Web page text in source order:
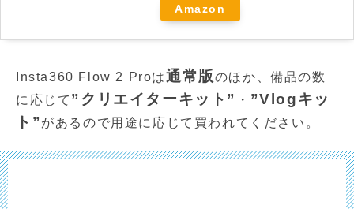
Amazon
Insta360 Flow 2 Proは通常版のほか、備品の数
に応じて ”クリエイターキット” ・ ”Vlogキッ
ト” があるので用途に応じて買われてください。